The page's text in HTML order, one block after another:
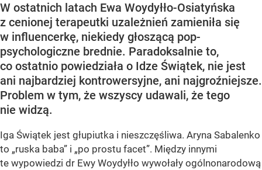
W ostatnich latach Ewa Woydyłło-Osiatyńska
z cenionej terapeutki uzależnień zamieniła się
w influencerkę, niekiedy głoszącą pop-
psychologiczne brednie. Paradoksalnie to,
co ostatnio powiedziała o Idze Świątek, nie jest
ani najbardziej kontrowersyjne, ani najgroźniejsze.
Problem w tym, że wszyscy udawali, że tego
nie widzą.
Iga Świątek jest głupiutka i nieszczęśliwa. Aryna Sabalenko
to „ruska baba” i „po prostu facet”. Między innymi
te wypowiedzi dr Ewy Woydyłło wywołały ogólnonarodową